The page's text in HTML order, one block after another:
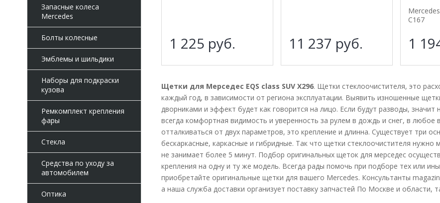
Запасные колеса
Mercedes
Болты колесные
Эмблемы и шильдики
Наборы для подкраски
кузова
Ремкомплект крепления
фары
Стекла
Средства по уходу за
автомобилем
Оптика
1 225 руб. 11 237 руб.
C167
1
Щетки для Мерседес EQS class SUV X296. Щетки стеклоочистителя, это
каждый год, в зависимости от региона эксплуатации. Выявить изношенные
дворниками и эффект будет как говорится на лицо. Если будут разводы,
всегда комфортная видимость и уверенность за рулем в дождь и снег, в
отталкиваться от двух параметров, это крепление и длинна. Существует три
бескаркасные, каркасные и гибридные. Так что щетки стеклоочистителя
не занимает более 5 минут. Подбор оригинальных щеток для мерседес
крепления на одну и ту же модель. Всегда рады помочь при подборе тех или
приобретайте оригинальные щетки для вашего Mercedes. Консультанты
а наша служба доставки организует поставку запчастей По Москве и